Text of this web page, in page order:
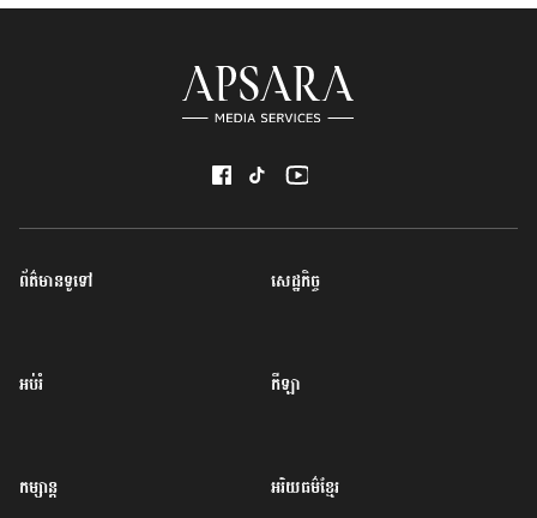
ព័ត៌មានទូទៅ សេដ្ឋកិច្ច
អប់រំ កីឡា
កម្សាន្ត អរិយធម៌ខ្មែរ